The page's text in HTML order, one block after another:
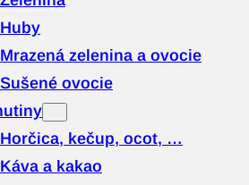
Huby
Mrazená zelenina a ovocie
Sušené ovocie
Horčica, kečup, ocot, …
Káva a kakao